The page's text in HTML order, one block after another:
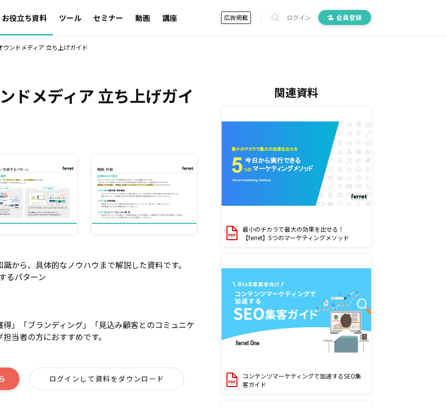
お役立ち資料 ツール セミナー 動画 講座 広告掲載 ログイン 会員登録
ウンドメディア 立ち上げガイド
ドメディア 立ち上げガイ
から、具体的なノウハウまで解説した資料です。
るパターン
」「ブランディング」「見込み顧客とのコミュニケ
当者の方におすすめです。
ログインして資料をダウンロード
関連資料
最小のチカラで最大の効果を出せる！
【ferret】5つのマーケティングメソッド
コンテンツマーケティングで加速するSEO集
客ガイド